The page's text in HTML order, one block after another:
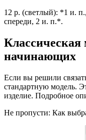
12 р. (светлый): *1 и.
спереди, 2 и. п.*.
Классическая
начинающих
Если вы решили
стандартную модель.
изделие. Подробное
Не пропусти: Как